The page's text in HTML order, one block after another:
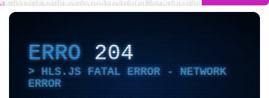
ERRO204
HLS.JS FATAL ERROR - NETWORK
ERROR